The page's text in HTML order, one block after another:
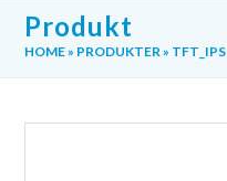
Produkt
HOME» PRODUKTER» TFT_IPS